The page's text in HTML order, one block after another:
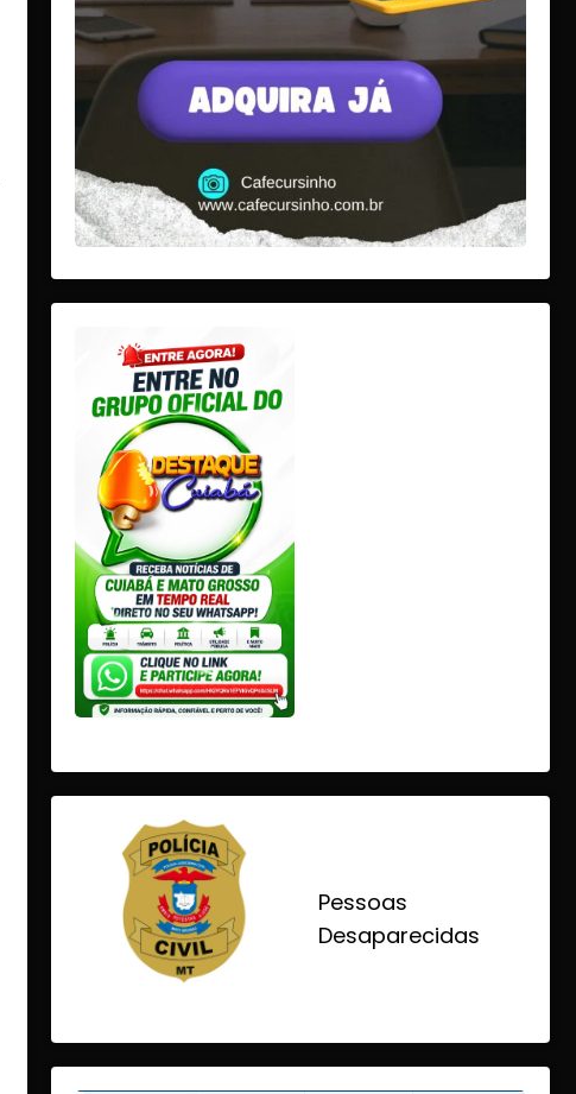
Pessoas
Desaparecidas